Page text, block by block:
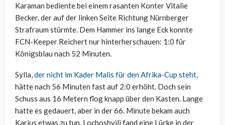
Karaman bediente bei einem rasanten Konter Vitalie
Becker, der auf der linken Seite Richtung Nürnberger
Strafraum stürmte. Dem Hammer ins lange Eck konnte
FCN-Keeper Reichert nur hinterherschauen: 1:0 für
Königsblau nach 52 Minuten.
Sylla,der nicht im Kader Malis für den Afrika-Cup steht,
hätte nach 56 Minuten fast auf 2:0 erhöht. Doch sein
Schuss aus 16 Metern flog knapp über den Kasten. Lange
hatte es gedauert, aber in der 66. Minute bekam auch
Karius etwas zu tun. Lochoshvili fand eine Lücke in der